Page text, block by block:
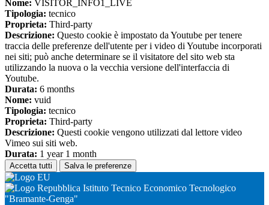
Nome: VISITOR_INFO1_LIVE
Tipologia: tecnico
Proprieta: Third-party
Descrizione: Questo cookie è impostato da Youtube per tenere
traccia delle preferenze dell'utente per i video di Youtube incorporati
nei siti; può anche determinare se il visitatore del sito web sta
utilizzando la nuova o la vecchia versione dell'interfaccia di
Youtube.
Durata: 6 months
Nome: vuid
Tipologia: tecnico
Proprieta: Third-party
Descrizione: Questi cookie vengono utilizzati dal lettore video
Vimeo sui siti web.
Durata: 1 year 1 month
Accetta tutti Salva le preferenze
Istituto Tecnico Economico Tecnologico
"Bramante-Genga"